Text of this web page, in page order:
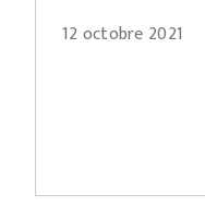
12 octobre 2021